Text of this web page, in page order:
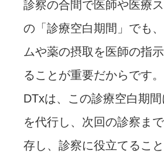
診察の合間で医師や医療
の「診療空白期間」でも
ムや薬の摂取を医師の指
ることが重要だからです。
DTxは、この診療空白期
を代行し、次回の診察ま
存し、診察に役立てること